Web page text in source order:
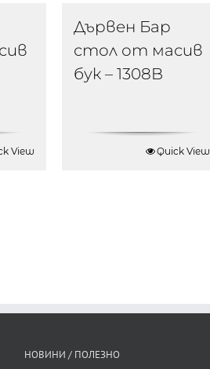
View
Дървен Бар
стол от масив
бук – 1308B
Quick View
НОВИНИ / ПОЛЕЗНО